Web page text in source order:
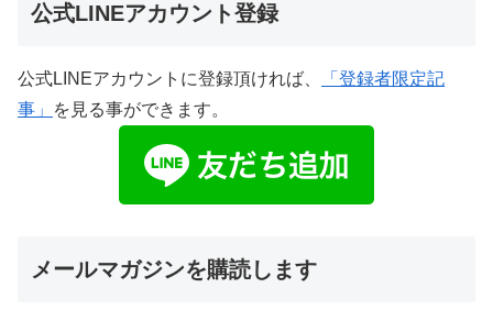
公式LINEアカウント登録
公式LINEアカウントに登録頂ければ、
「登録者限定記
事」
を見る事ができます。
メールマガジンを購読します